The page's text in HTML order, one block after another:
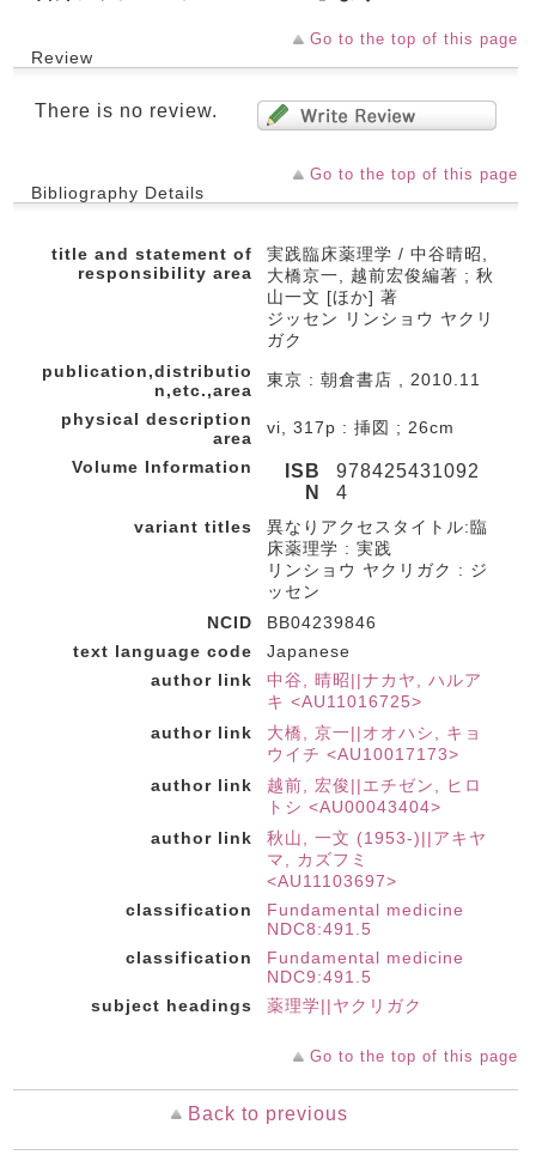
Go to the top of this page
Review
There is no review.
Go to the top of this page
Bibliography Details
title and statement of
responsibility area
実践臨床薬理学 / 中谷晴昭,
大橋京一, 越前宏俊編著 ; 秋
山一文 [ほか] 著
ジッセン リンショウ ヤクリ
ガク
publication,distributio
n,etc.,area
東京 : 朝倉書店 , 2010.11
physical description
area
vi, 317p : 挿図 ; 26cm
Volume Information
ISB
N
978425431092
4
variant titles
異なりアクセスタイトル:臨
床薬理学 : 実践
リンショウ ヤクリガク : ジ
ッセン
NCID
BB04239846
text language code
Japanese
author link
中谷, 晴昭||ナカヤ, ハルア
キ <AU11016725>
author link
大橋, 京一||オオハシ, キョ
ウイチ <AU10017173>
author link
越前, 宏俊||エチゼン, ヒロ
トシ <AU00043404>
author link
秋山, 一文 (1953-)||アキヤ
マ, カズフミ
<AU11103697>
classification
Fundamental medicine
NDC8:491.5
classification
Fundamental medicine
NDC9:491.5
subject headings
薬理学||ヤクリガク
Go to the top of this page
Back to previous